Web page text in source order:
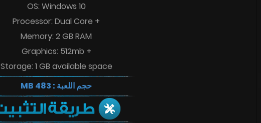
OS: Windows 10
Processor: Dual Core +
Memory: 2 GB RAM
Graphics: 512mb +
Storage: 1 GB available space
حجم اللعبة : 483 MB